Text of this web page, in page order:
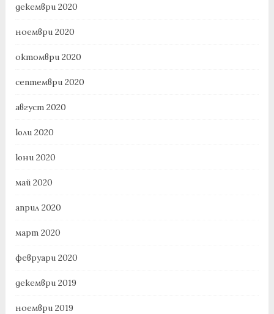
декември 2020
ноември 2020
октомври 2020
септември 2020
август 2020
юли 2020
юни 2020
май 2020
април 2020
март 2020
февруари 2020
декември 2019
ноември 2019